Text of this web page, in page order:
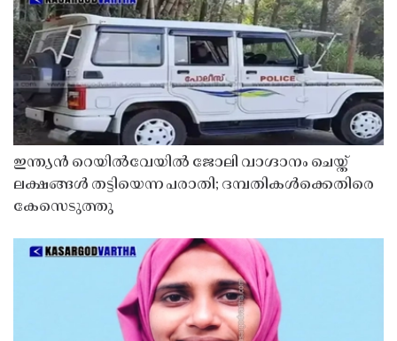
ഇന്ത്യൻ റെയിൽവേയിൽ ജോലി വാഗ്ദാനം ചെയ്ത്
ലക്ഷങ്ങൾ തട്ടിയെന്ന പരാതി; ദമ്പതികൾക്കെതിരെ
കേസെടുത്തു